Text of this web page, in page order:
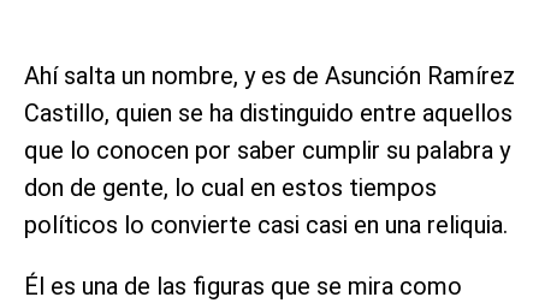
Ahí salta un nombre, y es de Asunción Ramírez
Castillo, quien se ha distinguido entre aquellos
que lo conocen por saber cumplir su palabra y
don de gente, lo cual en estos tiempos
políticos lo convierte casi casi en una reliquia.
Él es una de las figuras que se mira como